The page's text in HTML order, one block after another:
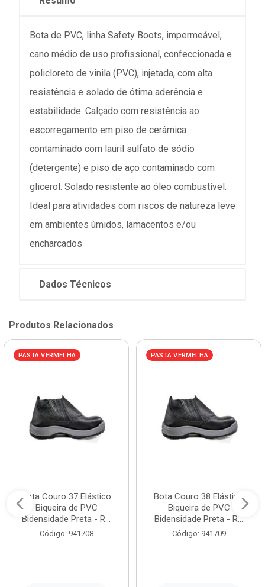
Bota de PVC, linha Safety Boots, impermeável,
cano médio de uso profissional, confeccionada e
policloreto de vinila (PVC), injetada, com alta
resistência e solado de ótima aderência e
estabilidade. Calçado com resistência ao
escorregamento em piso de cerâmica
contaminado com lauril sulfato de sódio
(detergente) e piso de aço contaminado com
glicerol. Solado resistente ao óleo combustível.
Ideal para atividades com riscos de natureza leve
em ambientes úmidos, lamacentos e/ou
encharcados
Dados Técnicos
Produtos Relacionados
PASTA VERMELHA
Bota Couro 37 Elástico
Biqueira de PVC
Bidensidade Preta - R...
Código: 941708
PASTA VERMELHA
Bota Couro 38 Elástico
Biqueira de PVC
Bidensidade Preta - R...
Código: 941709